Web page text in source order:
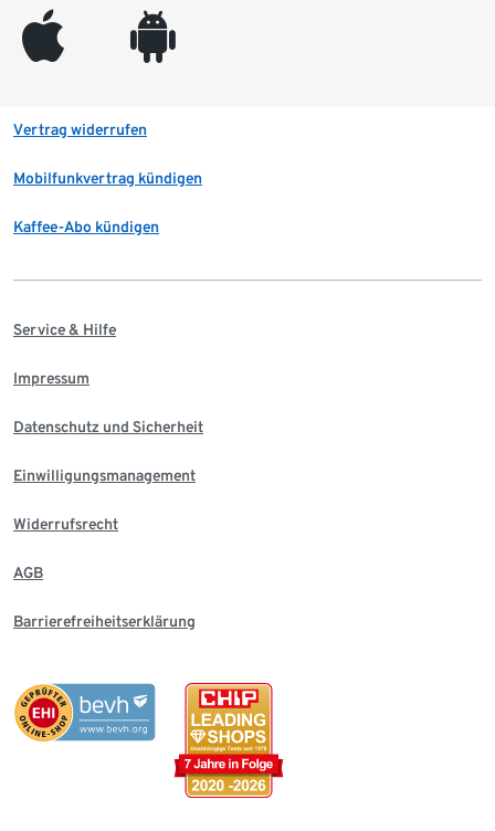
appleinc android
Vertrag widerrufen
Mobilfunkvertrag kündigen
Kaffee-Abo kündigen
Service & Hilfe
Impressum
Datenschutz und Sicherheit
Einwilligungsmanagement
Widerrufsrecht
AGB
Barrierefreiheitserklärung